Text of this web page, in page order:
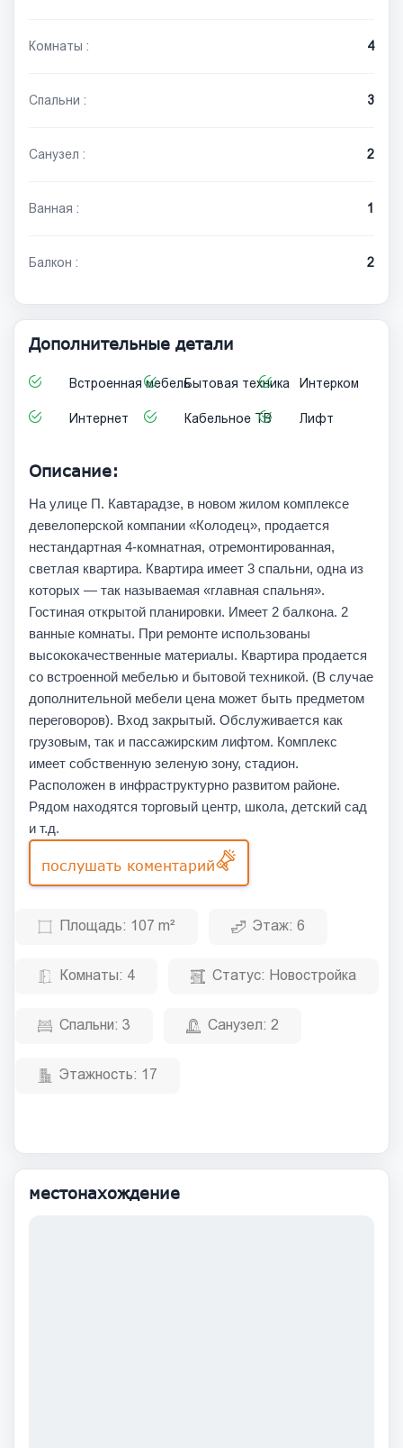
Комнаты : 4
Спальни : 3
Санузел : 2
Ванная : 1
Балкон : 2
Дополнительные детали
Встроенная мебельБытовая техника Интерком
Интернет Кабельное ТВ Лифт
Описание:
На улице П. Кавтарадзе, в новом жилом комплексе
девелоперской компании «Колодец», продается
нестандартная 4-комнатная, отремонтированная,
светлая квартира. Квартира имеет 3 спальни, одна из
которых — так называемая «главная спальня».
Гостиная открытой планировки. Имеет 2 балкона. 2
ванные комнаты. При ремонте использованы
высококачественные материалы. Квартира продается
со встроенной мебелью и бытовой техникой. (В случае
дополнительной мебели цена может быть предметом
переговоров). Вход закрытый. Обслуживается как
грузовым, так и пассажирским лифтом. Комплекс
имеет собственную зеленую зону, стадион.
Расположен в инфраструктурно развитом районе.
Рядом находятся торговый центр, школа, детский сад
и т.д.
послушать коментарий
Площадь: 107 m² Этаж: 6
Комнаты: 4 Статус: Новостройка
Спальни: 3 Санузел: 2
Этажность: 17
местонахождение